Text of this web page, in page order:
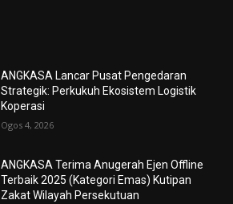
ANGKASA Lancar Pusat Pengedaran
Strategik: Perkukuh Ekosistem Logistik
Koperasi
Ogos 4, 2026
ANGKASA Terima Anugerah Ejen Offline
Terbaik 2025 (Kategori Emas) Kutipan
Zakat Wilayah Persekutuan